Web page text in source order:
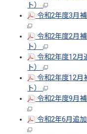
ト）
令和2年度3月
令和2年度2月
ト）
令和2年度12月
ト）
令和2年度12月
ト）
令和2年度9月
令和2年6月追